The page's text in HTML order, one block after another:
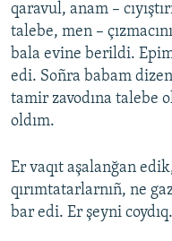
qaravul, anam –
talebe, men –
bala evine berildi.
edi. Soñra babam
tamir zavodına talebe
oldım.
Er vaqıt aşalanğan
qırımtatarlarnıñ, ne
bar edi. Er şeyni coydıq.